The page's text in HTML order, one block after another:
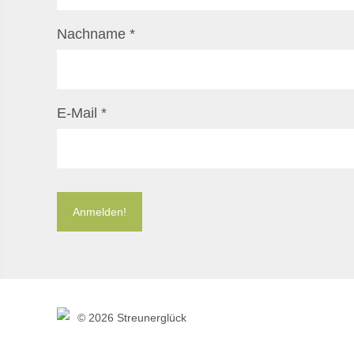
Nachname *
E-Mail *
© 2026 Streunerglück